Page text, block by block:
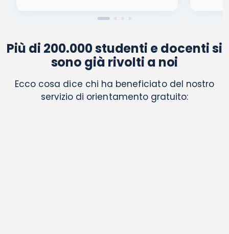
Più di 200.000 studenti e docenti si
sono già rivolti a noi
Ecco cosa dice chi ha beneficiato del nostro
servizio di orientamento gratuito: